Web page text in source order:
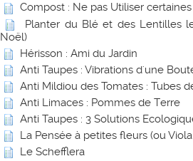
Compost : Ne pas Utiliser
Planter du Blé et des Lentilles
Noël)
Hérisson : Ami du Jardin
Anti Taupes : Vibrations d'une
Anti Mildiou des Tomates : Tubes
Anti Limaces : Pommes de Terre
Anti Taupes : 3 Solutions
La Pensée à petites fleurs (ou
Le Schefflera